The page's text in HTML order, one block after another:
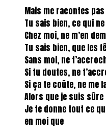
Mais me racontes
Tu sais bien, ce qui
Chez moi, ne m’en
Tu sais bien, que les
Sans moi, ne
Si tu doutes, ne
Si ça te coûte, ne me
Alors que je suis sûre
Je te donne tout ce
en moi que